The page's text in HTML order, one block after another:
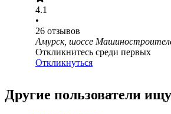
4.1
•
26 отзывов
Амурск, шоссе
Откликнитесь среди первых
Откликнуться
Другие пользователи